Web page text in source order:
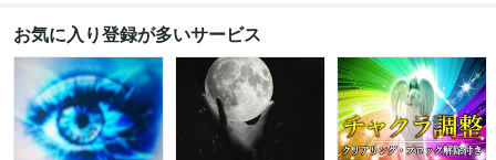
お気に入り登録が多いサービス